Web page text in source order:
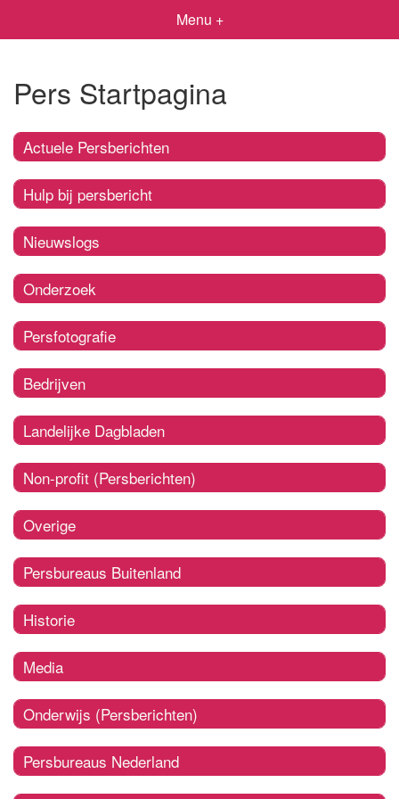
Menu +
Pers Startpagina
Actuele Persberichten
Hulp bij persbericht
Nieuwslogs
Onderzoek
Persfotografie
Bedrijven
Landelijke Dagbladen
Non-profit (Persberichten)
Overige
Persbureaus Buitenland
Historie
Media
Onderwijs (Persberichten)
Persbureaus Nederland